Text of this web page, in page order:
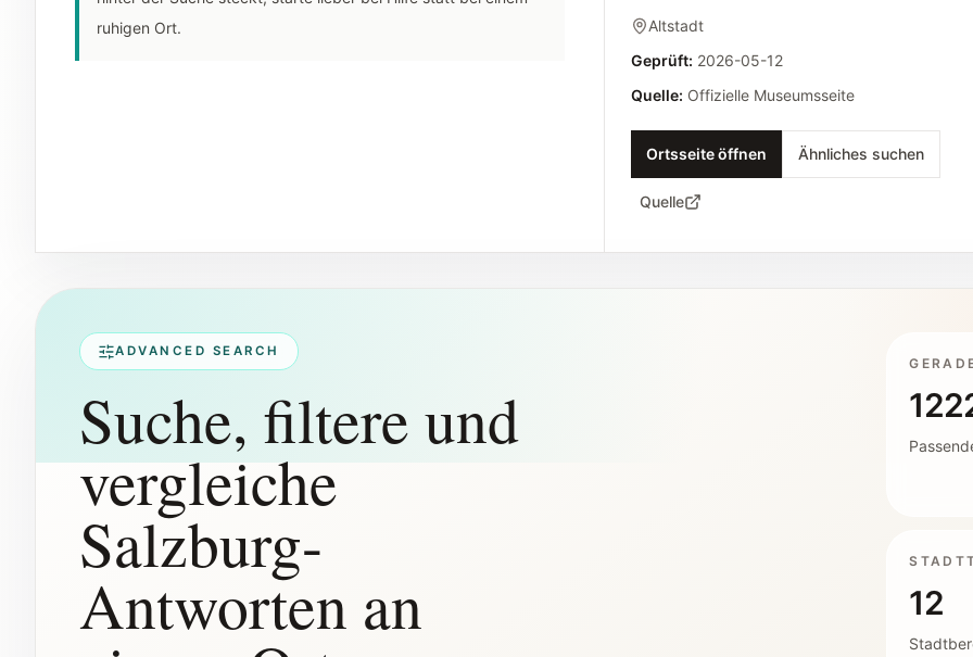
ruhigen Ort.
Altstadt
Geprüft: 2026-05-12
Quelle: Offizielle Museumsseite
Ortsseite öffnen Ähnliches suchen
Quelle
ADVANCED SEARCH
Suche, filtere und
vergleiche
Salzburg-
Antworten an 12